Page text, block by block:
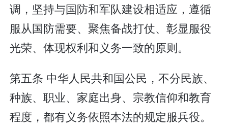
调，坚持与国防和军队建设相适应，遵循
服从国防需要、聚焦备战打仗、彰显服役
光荣、体现权利和义务一致的原则。
第五条 中华人民共和国公民，不分民族、
种族、职业、家庭出身、宗教信仰和教育
程度，都有义务依照本法的规定服兵役。